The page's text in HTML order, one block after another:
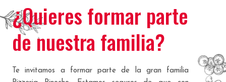
¿Quieres formar parte
de nuestra familia?
Te invitamos a formar parte de la gran familia